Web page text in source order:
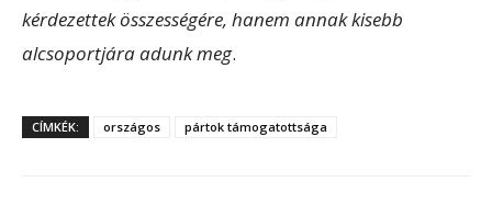
kérdezettek összességére, hanem annak kisebb
alcsoportjára adunk meg.
CÍMKÉK: országos pártok támogatottsága